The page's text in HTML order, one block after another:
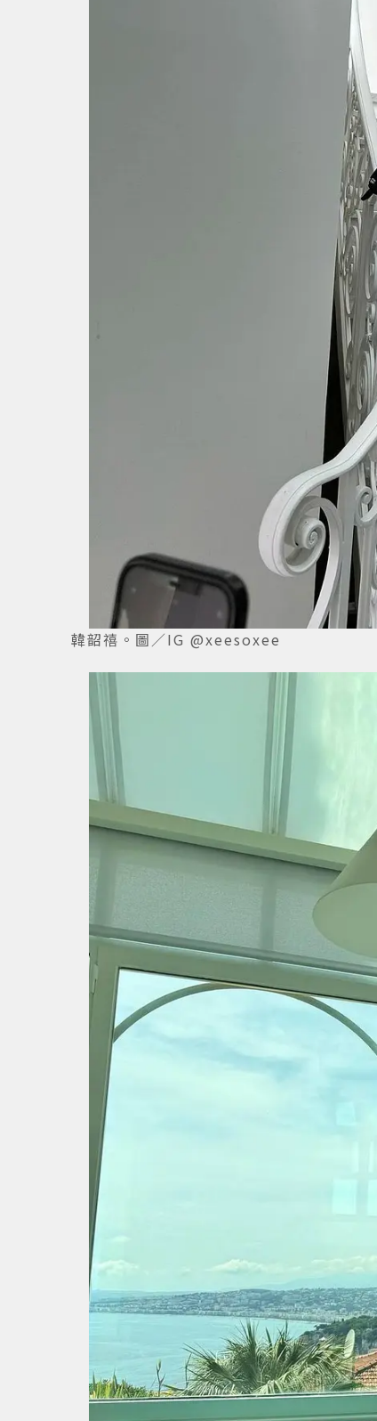
韓韶禧。圖／IG @xeesoxee